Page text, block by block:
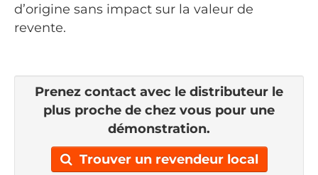
d’origine sans impact sur la valeur de
revente.
Prenez contact avec le distributeur le
plus proche de chez vous pour une
démonstration.
Trouver un revendeur local